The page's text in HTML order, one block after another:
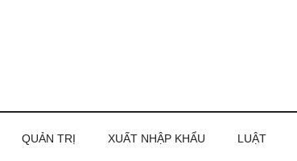
QUẢN TRỊ XUẤT NHẬP KHẨU LUẬT